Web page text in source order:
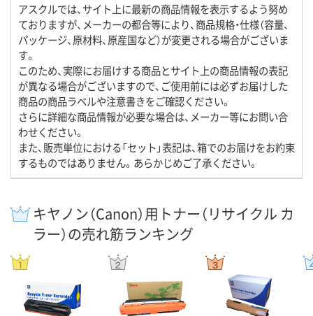
アスクルでは、サイト上に最新の商品情報を表示するよう努め
ておりますが、メーカーの都合等により、商品規格・仕様（容量、
パッケージ、原材料、原産国など）が変更される場合がございま
す。
このため、実際にお届けする商品とサイト上の商品情報の表記
が異なる場合がございますので、ご使用前には必ずお届けした
商品の商品ラベルや注意書きをご確認ください。
さらに詳細な商品情報が必要な場合は、メーカー等にお問い合
わせください。
また、販売単位における「セット」表記は、箱でのお届けをお約束
するものではありません。あらかじめご了承ください。
キヤノン（Canon）用トナー（リサイクル カ
ラー）の売れ筋ランキング